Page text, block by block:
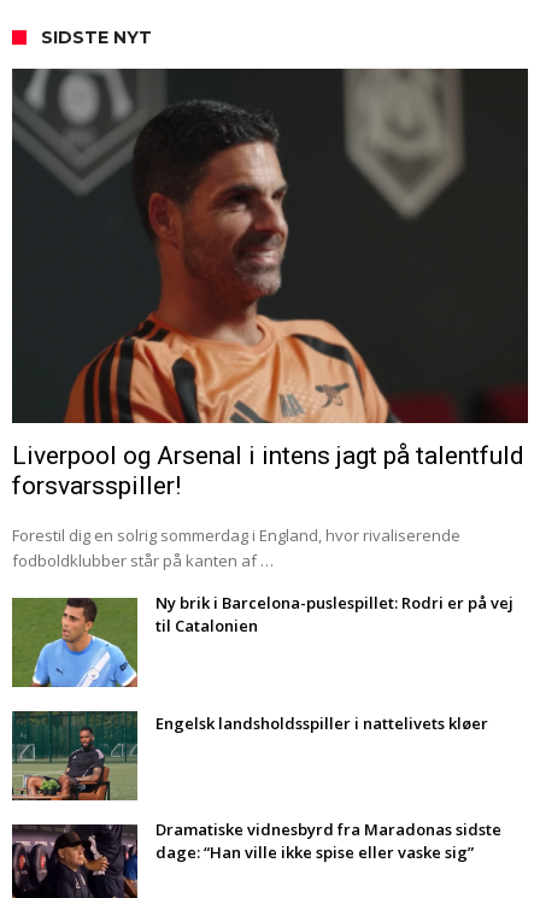
SIDSTE NYT
Liverpool og Arsenal i intens jagt på talentfuld
forsvarsspiller!
Forestil dig en solrig sommerdag i England, hvor rivaliserende
fodboldklubber står på kanten af …
Ny brik i Barcelona-puslespillet: Rodri er på vej
til Catalonien
Engelsk landsholdsspiller i nattelivets kløer
Dramatiske vidnesbyrd fra Maradonas sidste
dage: “Han ville ikke spise eller vaske sig”